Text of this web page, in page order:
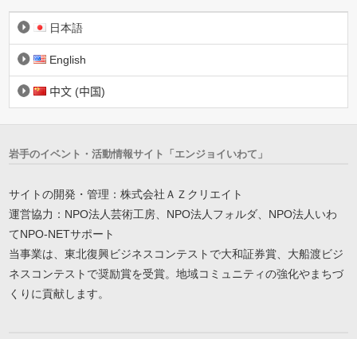
日本語
English
中文 (中国)
岩手のイベント・活動情報サイト「エンジョイいわて」
サイトの開発・管理：株式会社ＡＺクリエイト
運営協力：NPO法人芸術工房、NPO法人フォルダ、NPO法人いわ
てNPO-NETサポート
当事業は、東北復興ビジネスコンテストで大和証券賞、大船渡ビジ
ネスコンテストで奨励賞を受賞。地域コミュニティの強化やまちづ
くりに貢献します。